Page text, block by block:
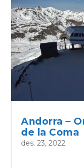
Andorra –
de la Coma
des. 23, 2022